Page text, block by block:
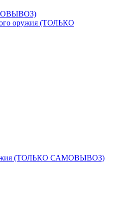
оружия (ТОЛЬКО
(ТОЛЬКО САМОВЫВОЗ)